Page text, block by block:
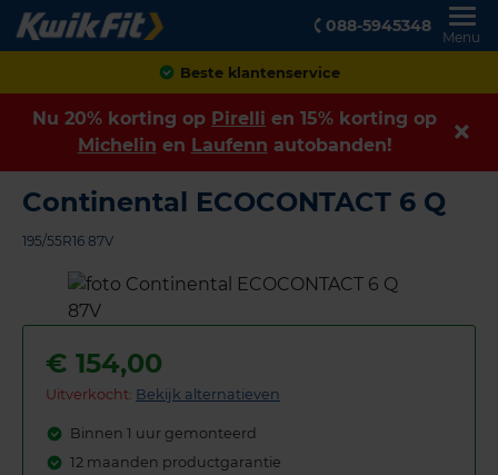
088-5945348
Menu
Achteraf betalen
Nu 20% korting op Pirelli en 15% korting op
Michelin en Laufenn autobanden!
Continental ECOCONTACT 6 Q
195/55R16 87V
€ 154,00
Uitverkocht: Bekijk alternatieven
Binnen 1 uur gemonteerd
12 maanden productgarantie